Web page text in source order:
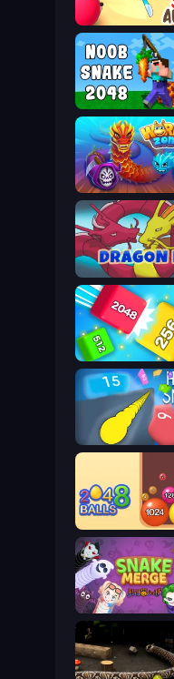
Slice Arena
Noob Snake 2048
Worms.Zone
Dragon.io
Qube 2048
Helix Snake
Crazy 2048 Balls